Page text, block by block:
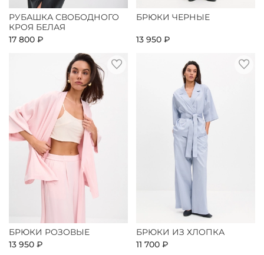
РУБАШКА СВОБОДНОГО
КРОЯ БЕЛАЯ
17 800 ₽
БРЮКИ ЧЕРНЫЕ
13 950 ₽
БРЮКИ РОЗОВЫЕ
13 950 ₽
БРЮКИ ИЗ ХЛОПКА
11 700 ₽